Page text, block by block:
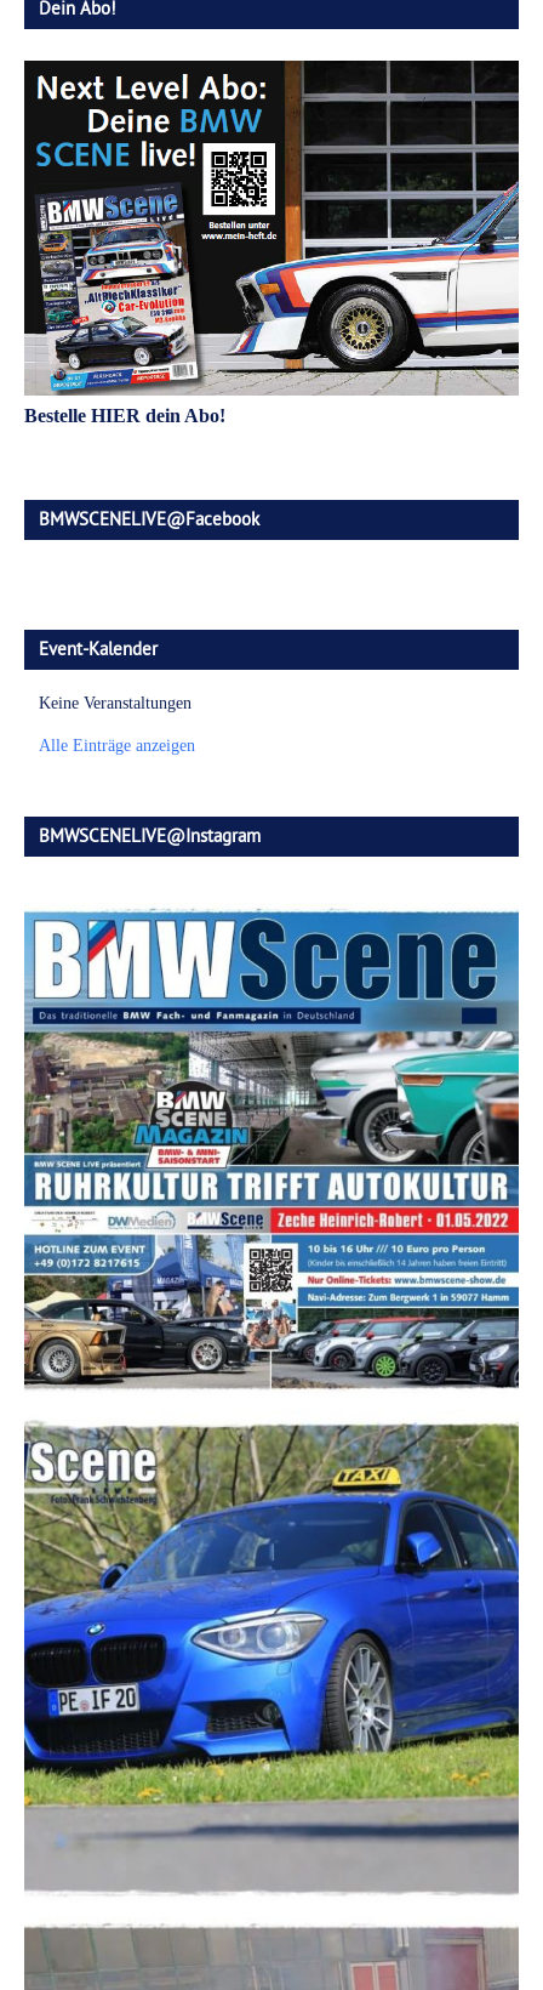
Dein Abo!
Bestelle HIER dein Abo!
BMWSCENELIVE@Facebook
Event-Kalender
Keine Veranstaltungen
Alle Einträge anzeigen
BMWSCENELIVE@Instagram